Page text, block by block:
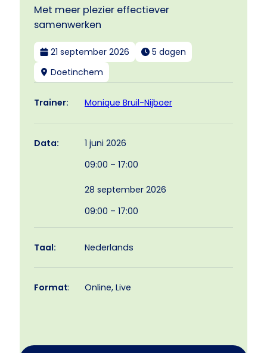
Met meer plezier effectiever
samenwerken
21 september 2026
5 dagen
Doetinchem
Trainer: Monique Bruil-Nijboer
Data:
1 juni 2026
09:00 – 17:00
28 september 2026
09:00 – 17:00
Taal: Nederlands
Format: Online, Live